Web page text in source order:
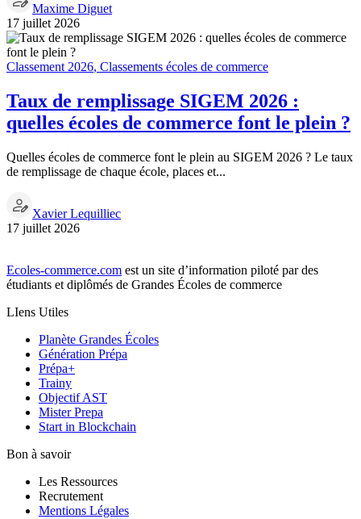
Maxime Diguet
17 juillet 2026
Classement 2026, Classements écoles de commerce
Taux de remplissage SIGEM 2026 :
quelles écoles de commerce font le plein ?
Quelles écoles de commerce font le plein au SIGEM 2026 ? Le taux
de remplissage de chaque école, places et...
Xavier Lequilliec
17 juillet 2026
Ecoles-commerce.com est un site d’information piloté par des
étudiants et diplômés de Grandes Écoles de commerce
LIens Utiles
Planète Grandes Écoles
Génération Prépa
Prépa+
Trainy
Objectif AST
Mister Prepa
Start in Blockchain
Bon à savoir
Les Ressources
Recrutement
Mentions Légales